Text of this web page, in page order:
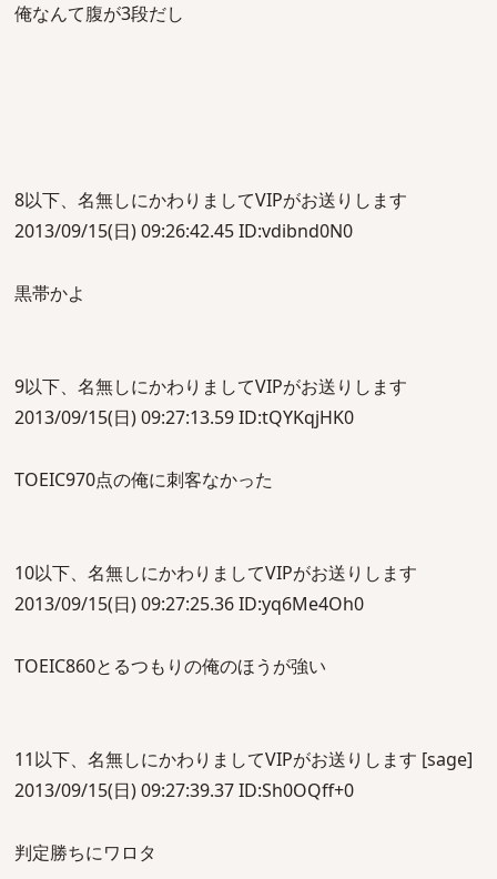
俺なんて腹が3段だし
8以下、名無しにかわりましてVIPがお送りします
2013/09/15(日) 09:26:42.45 ID:vdibnd0N0
黒帯かよ
9以下、名無しにかわりましてVIPがお送りします
2013/09/15(日) 09:27:13.59 ID:tQYKqjHK0
TOEIC970点の俺に刺客なかった
10以下、名無しにかわりましてVIPがお送りします
2013/09/15(日) 09:27:25.36 ID:yq6Me4Oh0
TOEIC860とるつもりの俺のほうが強い
11以下、名無しにかわりましてVIPがお送りします [sage]
2013/09/15(日) 09:27:39.37 ID:Sh0OQff+0
判定勝ちにワロタ